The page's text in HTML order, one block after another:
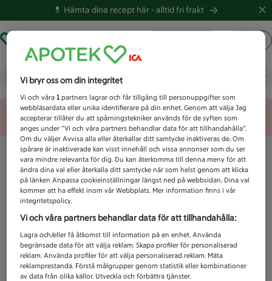
💊 Hämta dina recept här -alltid fri frakt
Vad letar du efter idag?
Unknown error
Vi bryr oss om din integritet
Vi och våra1 partners lagrar och får tillgång till personuppgifter som
webbläsardata eller unika identifierare på din enhet. Genom att välja Jag
accepterar tillåter du att spårningstekniker används för de syften som
anges under ”Vi och våra partners behandlar data för att tillhandahålla”.
Om du väljer Avvisa alla eller återkallar ditt samtycke inaktiveras de. Om
spårare är inaktiverade kan visst innehåll och vissa annonser som du ser
vara mindre relevanta för dig. Du kan återkomma till denna meny för att
ändra dina val eller återkalla ditt samtycke när som helst genom att klicka
på länken Anpassa cookieinställningar längst ned på webbsidan. Dina val
kommer att ha effekt inom vår Webbplats. Mer information finns i vår
integritetspolicy.
Vi och våra partners behandlar data för att tillhandahålla:
Lagra och/eller få åtkomst till information på en enhet. Använda
begränsade data för att välja reklam. Skapa profiler för personaliserad
reklam. Använda profiler för att välja personaliserad reklam. Mäta
reklamprestanda. Förstå målgrupper genom statistik eller kombinationer
av data från olika källor. Utveckla och förbättra tjänster.